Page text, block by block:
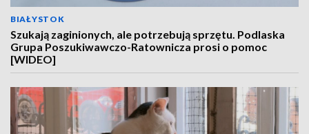
BIAŁYSTOK
Szukają zaginionych, ale potrzebują sprzętu. Podlaska
Grupa Poszukiwawczo-Ratownicza prosi o pomoc
[WIDEO]